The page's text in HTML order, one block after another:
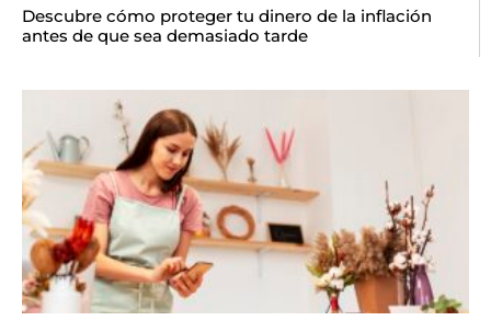
Descubre cómo proteger tu dinero de la inflación
antes de que sea demasiado tarde